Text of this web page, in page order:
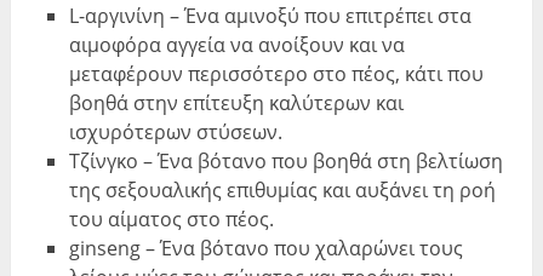
L-αργινίνη – Ένα αμινοξύ που επιτρέπει στα
αιμοφόρα αγγεία να ανοίξουν και να
μεταφέρουν περισσότερο στο πέος, κάτι που
βοηθά στην επίτευξη καλύτερων και
ισχυρότερων στύσεων.
Τζίνγκο – Ένα βότανο που βοηθά στη βελτίωση
της σεξουαλικής επιθυμίας και αυξάνει τη ροή
του αίματος στο πέος.
ginseng – Ένα βότανο που χαλαρώνει τους